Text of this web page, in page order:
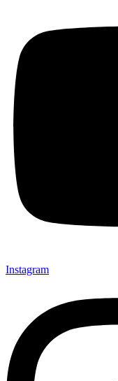
Instagram